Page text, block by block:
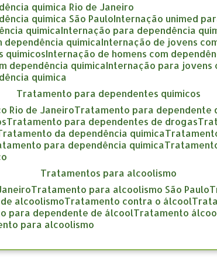
química Rio de Janeiro
química São Paulo internação unimed
química internação para dependência
dependência química internação de jovens
químicos internação de homens com
dependência química internação para jovens
química
tratamento para dependentes químicos
Rio de Janeiro
tratamento para dependente
tratamento para dependentes de drogas
tratamento da dependência química
para dependência química
tratamentos para alcoolismo
tratamento para alcoolismo São Paulo
alcoolismo tratamento contra o álcool
para dependente de álcool tratamento
para alcoolismo